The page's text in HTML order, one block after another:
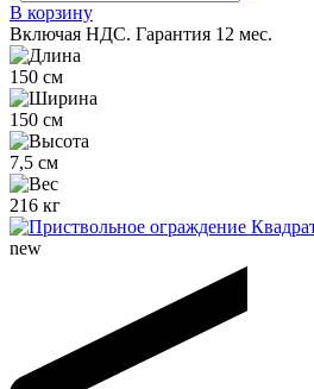
В корзину
Включая НДС. Гарантия 12 мес.
150 см
150 см
7,5 см
216 кг
new